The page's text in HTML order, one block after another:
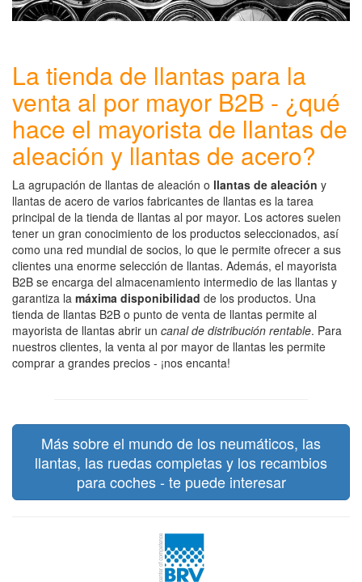
La tienda de llantas para la
venta al por mayor B2B - ¿qué
hace el mayorista de llantas de
aleación y llantas de acero?
La agrupación de llantas de aleación o llantas de aleación y
llantas de acero de varios fabricantes de llantas es la tarea
principal de la tienda de llantas al por mayor. Los actores suelen
tener un gran conocimiento de los productos seleccionados, así
como una red mundial de socios, lo que le permite ofrecer a sus
clientes una enorme selección de llantas. Además, el mayorista
B2B se encarga del almacenamiento intermedio de las llantas y
garantiza la máxima disponibilidad de los productos. Una
tienda de llantas B2B o punto de venta de llantas permite al
mayorista de llantas abrir un canal de distribución rentable. Para
nuestros clientes, la venta al por mayor de llantas les permite
comprar a grandes precios - ¡nos encanta!
Más sobre el mundo de los neumáticos, las
llantas, las ruedas completas y los recambios
para coches - te puede interesar